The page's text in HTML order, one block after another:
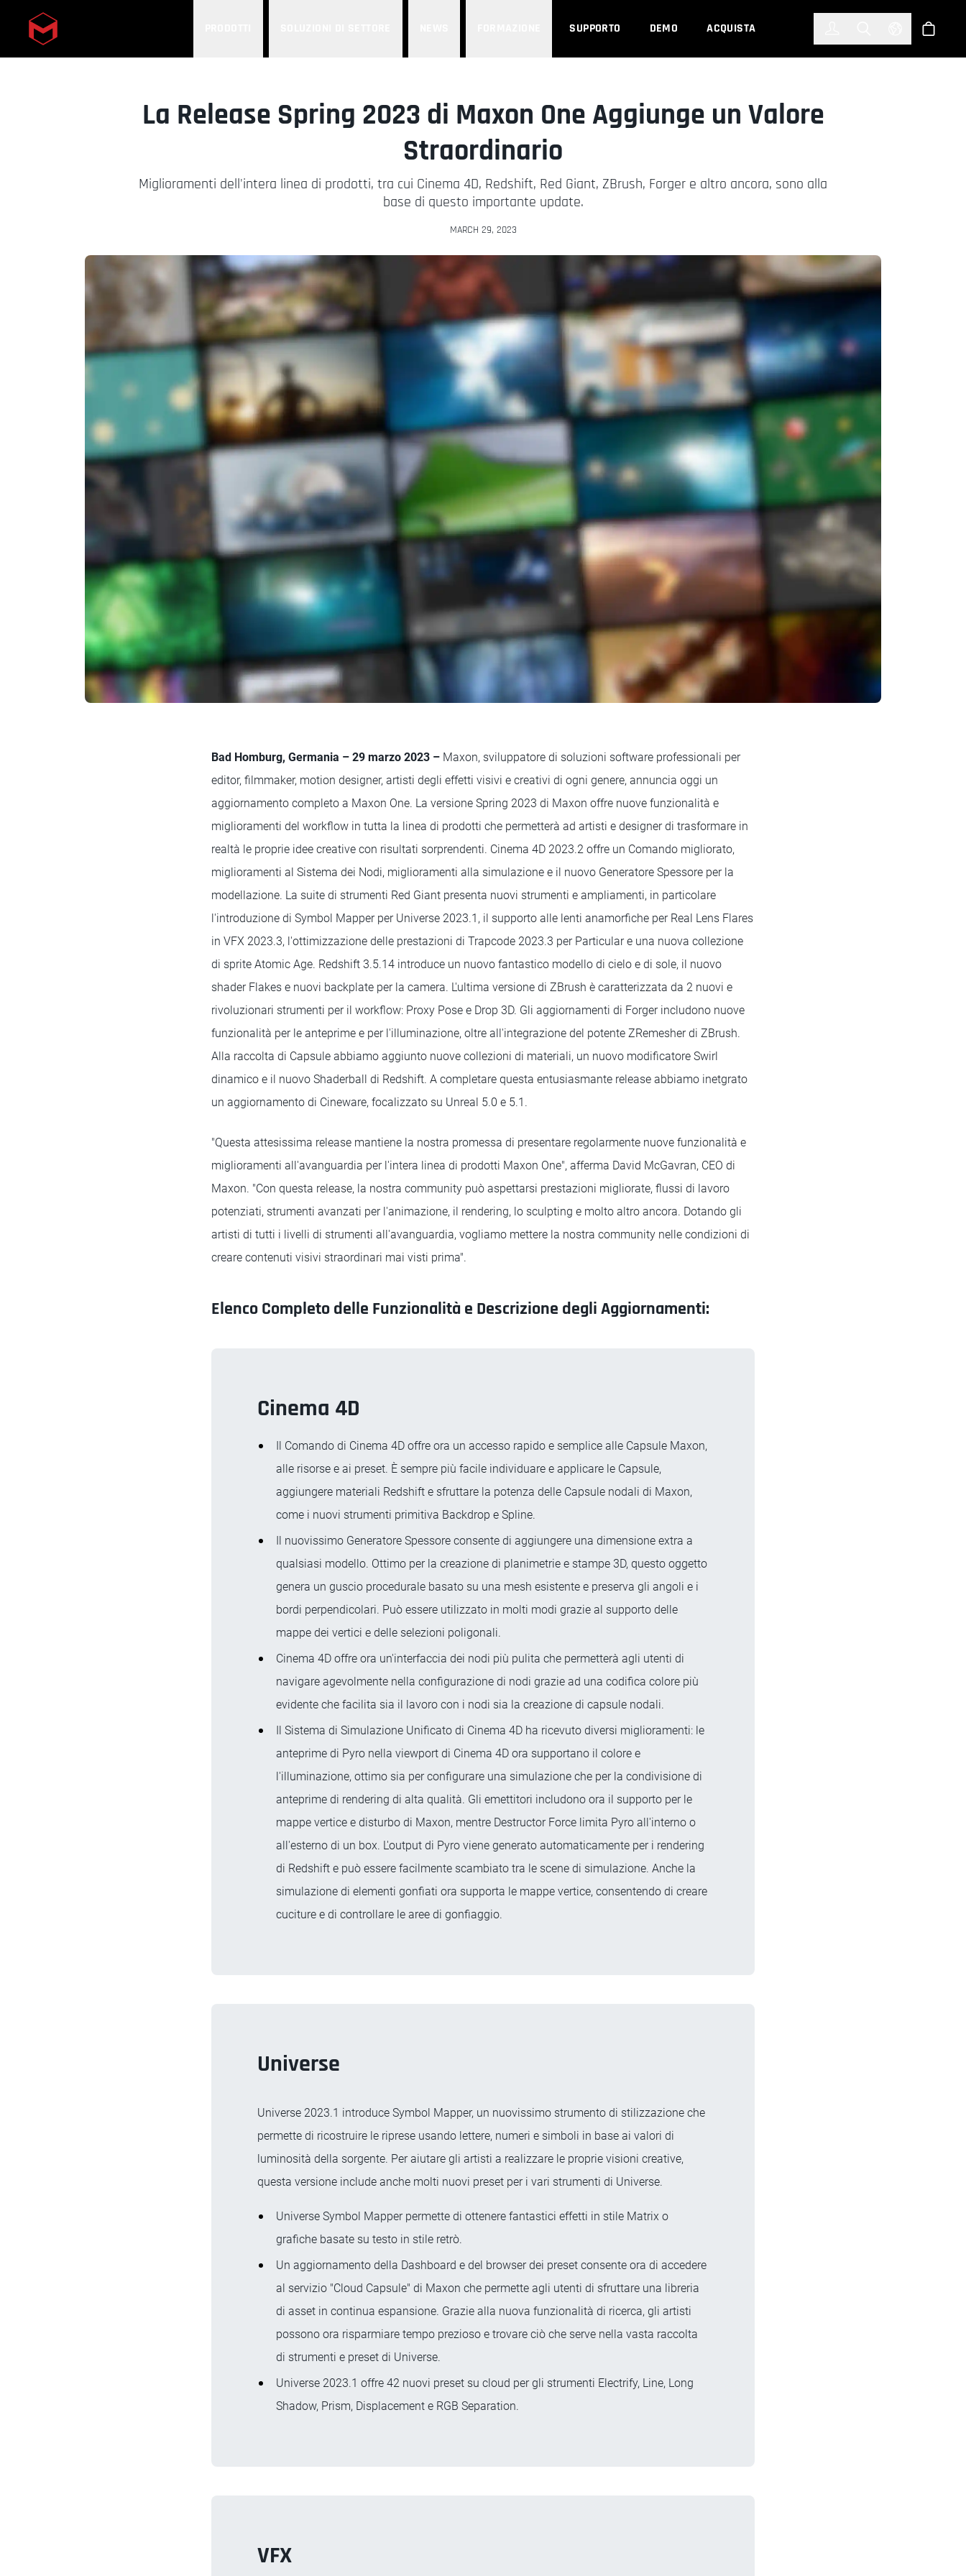
Skip to main content SUPPORTO DEMO ACQUISTA Select Shop
La Release Spring 2023 di Maxon One Aggiunge un Valore
Straordinario
Miglioramenti dell'intera linea di prodotti, tra cui Cinema 4D, Redshift, Red Giant, ZBrush, Forger e altro ancora, sono alla
base di questo importante update.
MARCH 29, 2023
Bad Homburg, Germania – 29 marzo 2023 – Maxon, sviluppatore di soluzioni software professionali per
editor, filmmaker, motion designer, artisti degli effetti visivi e creativi di ogni genere, annuncia oggi un
aggiornamento completo a Maxon One. La versione Spring 2023 di Maxon offre nuove funzionalità e
miglioramenti del workflow in tutta la linea di prodotti che permetterà ad artisti e designer di trasformare in
realtà le proprie idee creative con risultati sorprendenti. Cinema 4D 2023.2 offre un Comando migliorato,
miglioramenti al Sistema dei Nodi, miglioramenti alla simulazione e il nuovo Generatore Spessore per la
modellazione. La suite di strumenti Red Giant presenta nuovi strumenti e ampliamenti, in particolare
l'introduzione di Symbol Mapper per Universe 2023.1, il supporto alle lenti anamorfiche per Real Lens Flares
in VFX 2023.3, l'ottimizzazione delle prestazioni di Trapcode 2023.3 per Particular e una nuova collezione
di sprite Atomic Age. Redshift 3.5.14 introduce un nuovo fantastico modello di cielo e di sole, il nuovo
shader Flakes e nuovi backplate per la camera. L'ultima versione di ZBrush è caratterizzata da 2 nuovi e
rivoluzionari strumenti per il workflow: Proxy Pose e Drop 3D. Gli aggiornamenti di Forger includono nuove
funzionalità per le anteprime e per l'illuminazione, oltre all'integrazione del potente ZRemesher di ZBrush.
Alla raccolta di Capsule abbiamo aggiunto nuove collezioni di materiali, un nuovo modificatore Swirl
dinamico e il nuovo Shaderball di Redshift. A completare questa entusiasmante release abbiamo inetgrato
un aggiornamento di Cineware, focalizzato su Unreal 5.0 e 5.1.
"Questa attesissima release mantiene la nostra promessa di presentare regolarmente nuove funzionalità e
miglioramenti all'avanguardia per l'intera linea di prodotti Maxon One", afferma David McGavran, CEO di
Maxon. "Con questa release, la nostra community può aspettarsi prestazioni migliorate, flussi di lavoro
potenziati, strumenti avanzati per l'animazione, il rendering, lo sculpting e molto altro ancora. Dotando gli
artisti di tutti i livelli di strumenti all'avanguardia, vogliamo mettere la nostra community nelle condizioni di
creare contenuti visivi straordinari mai visti prima".
Elenco Completo delle Funzionalità e Descrizione degli Aggiornamenti:
Cinema 4D
Il Comando di Cinema 4D offre ora un accesso rapido e semplice alle Capsule Maxon,
alle risorse e ai preset. È sempre più facile individuare e applicare le Capsule,
aggiungere materiali Redshift e sfruttare la potenza delle Capsule nodali di Maxon,
come i nuovi strumenti primitiva Backdrop e Spline.
Il nuovissimo Generatore Spessore consente di aggiungere una dimensione extra a
qualsiasi modello. Ottimo per la creazione di planimetrie e stampe 3D, questo oggetto
genera un guscio procedurale basato su una mesh esistente e preserva gli angoli e i
bordi perpendicolari. Può essere utilizzato in molti modi grazie al supporto delle
mappe dei vertici e delle selezioni poligonali.
Cinema 4D offre ora un'interfaccia dei nodi più pulita che permetterà agli utenti di
navigare agevolmente nella configurazione di nodi grazie ad una codifica colore più
evidente che facilita sia il lavoro con i nodi sia la creazione di capsule nodali.
Il Sistema di Simulazione Unificato di Cinema 4D ha ricevuto diversi miglioramenti: le
anteprime di Pyro nella viewport di Cinema 4D ora supportano il colore e
l'illuminazione, ottimo sia per configurare una simulazione che per la condivisione di
anteprime di rendering di alta qualità. Gli emettitori includono ora il supporto per le
mappe vertice e disturbo di Maxon, mentre Destructor Force limita Pyro all'interno o
all'esterno di un box. L'output di Pyro viene generato automaticamente per i rendering
di Redshift e può essere facilmente scambiato tra le scene di simulazione. Anche la
simulazione di elementi gonfiati ora supporta le mappe vertice, consentendo di creare
cuciture e di controllare le aree di gonfiaggio.
Universe
Universe 2023.1 introduce Symbol Mapper, un nuovissimo strumento di stilizzazione che
permette di ricostruire le riprese usando lettere, numeri e simboli in base ai valori di
luminosità della sorgente. Per aiutare gli artisti a realizzare le proprie visioni creative,
questa versione include anche molti nuovi preset per i vari strumenti di Universe.
Universe Symbol Mapper permette di ottenere fantastici effetti in stile Matrix o
grafiche basate su testo in stile retrò.
Un aggiornamento della Dashboard e del browser dei preset consente ora di accedere
al servizio "Cloud Capsule" di Maxon che permette agli utenti di sfruttare una libreria
di asset in continua espansione. Grazie alla nuova funzionalità di ricerca, gli artisti
possono ora risparmiare tempo prezioso e trovare ciò che serve nella vasta raccolta
di strumenti e preset di Universe.
Universe 2023.1 offre 42 nuovi preset su cloud per gli strumenti Electrify, Line, Long
Shadow, Prism, Displacement e RGB Separation.
VFX